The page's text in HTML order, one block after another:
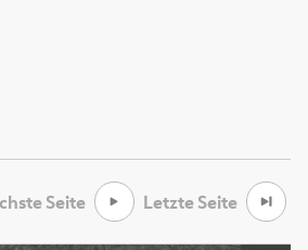
Seite Letzte Seite